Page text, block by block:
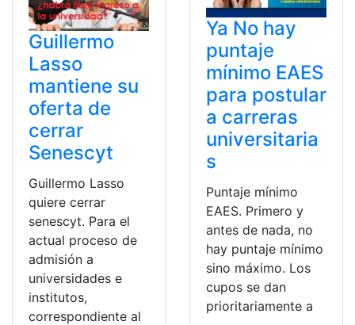
Guillermo
Lasso
mantiene su
oferta de
cerrar
Senescyt
Guillermo Lasso
quiere cerrar
senescyt. Para el
actual proceso de
admisión a
universidades e
institutos,
correspondiente al
Ya No hay
puntaje
mínimo EAES
para postular
a carreras
universitaria
s
Puntaje mínimo
EAES. Primero y
antes de nada, no
hay puntaje mínimo
sino máximo. Los
cupos se dan
prioritariamente a